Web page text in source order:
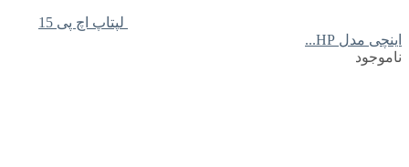
لپتاپ اچ پی 15
اینچی مدل HP...
ناموجود